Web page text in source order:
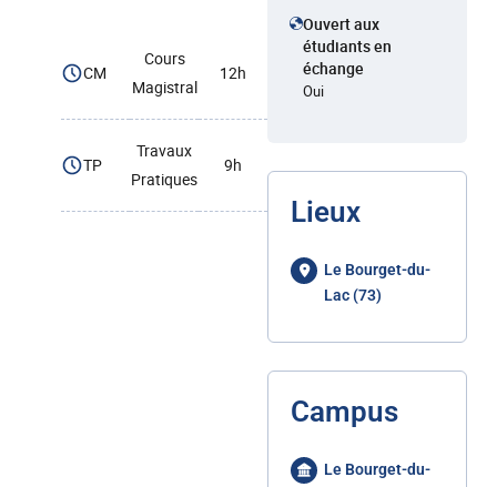
CM
Cours
Magistral
12h
TP
Travaux
Pratiques
9h
Ouvert aux
étudiants en
échange
Oui
Lieux
Le Bourget-du-
Lac (73)
Campus
Le Bourget-du-